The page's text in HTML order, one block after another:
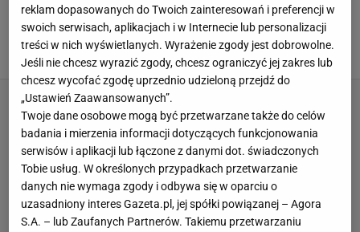
Ręczne wentylatory na upały - chłodzą jak
marzenie. Zapomnij o duchocie w autobusie
KLIMATYZACJA WENTYLATOR WIATRAKI
reklam dopasowanych do Twoich zainteresowań i preferencji w
swoich serwisach, aplikacjach i w Internecie lub personalizacji
treści w nich wyświetlanych. Wyrażenie zgody jest dobrowolne.
Jeśli nie chcesz wyrazić zgody, chcesz ograniczyć jej zakres lub
chcesz wycofać zgodę uprzednio udzieloną przejdź do
„Ustawień Zaawansowanych”.
Twoje dane osobowe mogą być przetwarzane także do celów
badania i mierzenia informacji dotyczących funkcjonowania
serwisów i aplikacji lub łączone z danymi dot. świadczonych
Tobie usług. W określonych przypadkach przetwarzanie
danych nie wymaga zgody i odbywa się w oparciu o
uzasadniony interes Gazeta.pl, jej spółki powiązanej – Agora
S.A. – lub Zaufanych Partnerów. Takiemu przetwarzaniu